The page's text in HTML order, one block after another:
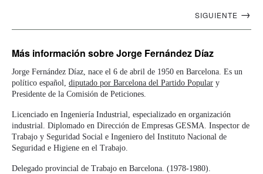
SIGUIENTE →
Más información sobre Jorge Fernández Díaz
Jorge Fernández Díaz, nace el 6 de abril de 1950 en Barcelona. Es un
político español, diputado por Barcelona del Partido Popular y
Presidente de la Comisión de Peticiones.
Licenciado en Ingeniería Industrial, especializado en organización
industrial. Diplomado en Dirección de Empresas GESMA. Inspector de
Trabajo y Seguridad Social e Ingeniero del Instituto Nacional de
Seguridad e Higiene en el Trabajo.
Delegado provincial de Trabajo en Barcelona. (1978-1980).